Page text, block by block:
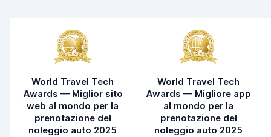
World Travel Tech
Awards — Miglior sito
web al mondo per la
prenotazione del
noleggio auto 2025
World Travel Tech
Awards — Migliore app
al mondo per la
prenotazione del
noleggio auto 2025